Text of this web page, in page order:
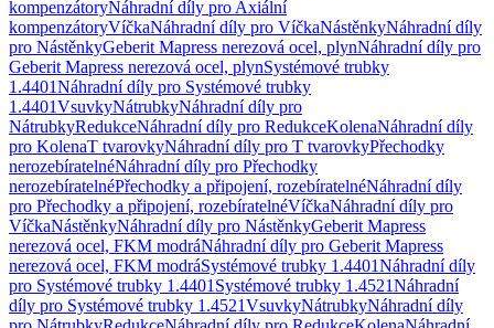
kompenzátoryNáhradní díly pro Axiální
kompenzátoryVíčkaNáhradní díly pro VíčkaNástěnkyNáhradní díly
pro NástěnkyGeberit Mapress nerezová ocel, plynNáhradní díly pro
Geberit Mapress nerezová ocel, plynSystémové trubky
1.4401Náhradní díly pro Systémové trubky
1.4401VsuvkyNátrubkyNáhradní díly pro
NátrubkyRedukceNáhradní díly pro RedukceKolenaNáhradní díly
pro KolenaT tvarovkyNáhradní díly pro T tvarovkyPřechodky
nerozebíratelnéNáhradní díly pro Přechodky
nerozebíratelnéPřechodky a připojení, rozebíratelnéNáhradní díly
pro Přechodky a připojení, rozebíratelnéVíčkaNáhradní díly pro
VíčkaNástěnkyNáhradní díly pro NástěnkyGeberit Mapress
nerezová ocel, FKM modráNáhradní díly pro Geberit Mapress
nerezová ocel, FKM modráSystémové trubky 1.4401Náhradní díly
pro Systémové trubky 1.4401 Systémové trubky 1.4521Náhradní
díly pro Systémové trubky 1.4521VsuvkyNátrubkyNáhradní díly